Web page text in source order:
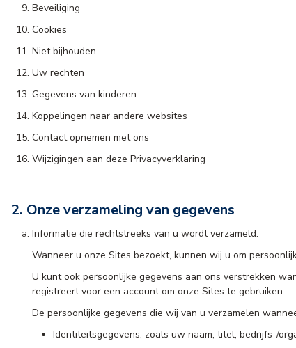
Beveiliging
Cookies
Niet bijhouden
Uw rechten
Gegevens van kinderen
Koppelingen naar andere websites
Contact opnemen met ons
Wijzigingen aan deze Privacyverklaring
2. Onze verzameling van gegevens
Informatie die rechtstreeks van u wordt verzameld.
Wanneer u onze Sites bezoekt, kunnen wij u om
U kunt ook persoonlijke gegevens aan ons verstrekken
registreert voor een account om onze Sites te gebruiken.
De persoonlijke gegevens die wij van u verzamelen
Identiteitsgegevens, zoals uw naam, titel, bedrijfs-/